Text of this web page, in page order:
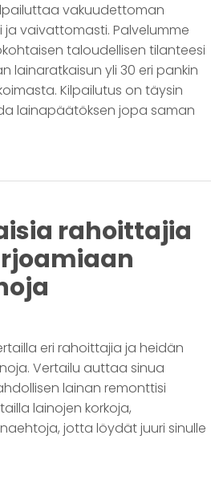
vakuudettoman
vaivattomasti. Palvelumme
taloudellisen tilanteesi
lainaratkaisun yli 30 eri pankin
Kilpailutus on täysin
lainapäätöksen jopa saman
rahoittajia
eri rahoittajia ja heidän
Vertailu auttaa sinua
lainan remonttisi
lainojen korkoja,
jotta löydät juuri sinulle